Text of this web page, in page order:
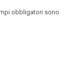
obbligatori sono